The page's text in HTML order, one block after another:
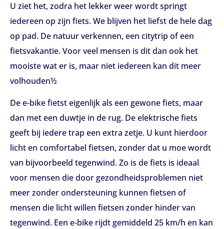
U ziet het, zodra het lekker weer wordt springt
iedereen op zijn fiets. We blijven het liefst de hele dag
op pad. De natuur verkennen, een citytrip of een
fietsvakantie. Voor veel mensen is dit dan ook het
mooiste wat er is, maar niet iedereen kan dit meer
volhouden½
De e-bike fietst eigenlijk als een gewone fiets, maar
dan met een duwtje in de rug. De elektrische fiets
geeft bij iedere trap een extra zetje. U kunt hierdoor
licht en comfortabel fietsen, zonder dat u moe wordt
van bijvoorbeeld tegenwind. Zo is de fiets is ideaal
voor mensen die door gezondheidsproblemen niet
meer zonder ondersteuning kunnen fietsen of
mensen die licht willen fietsen zonder hinder van
tegenwind. Een e-bike rijdt gemiddeld 25 km/h en kan